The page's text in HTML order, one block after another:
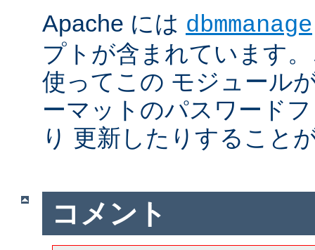
Apache には dbmmanage
プトが含まれています
使ってこの モジュール
ーマットのパスワード
り 更新したりすること
コメント